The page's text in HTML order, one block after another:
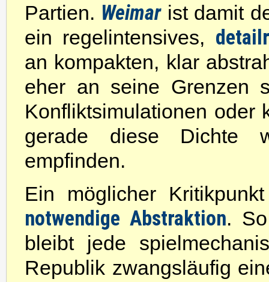
Partien. Weimarist damit
ein regelintensives,
an kompakten, klar
eher an seine Grenzen
Konfliktsimulationen oder
gerade diese Dichte
empfinden.
Ein möglicher
notwendige Abstraktion.
bleibt jede
Republik zwangsläufig